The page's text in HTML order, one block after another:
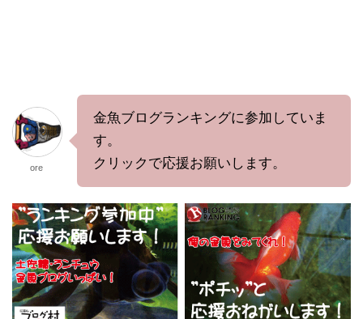
ore
金魚ブログランキングに参加していま
す。
クリックで応援お願いします。